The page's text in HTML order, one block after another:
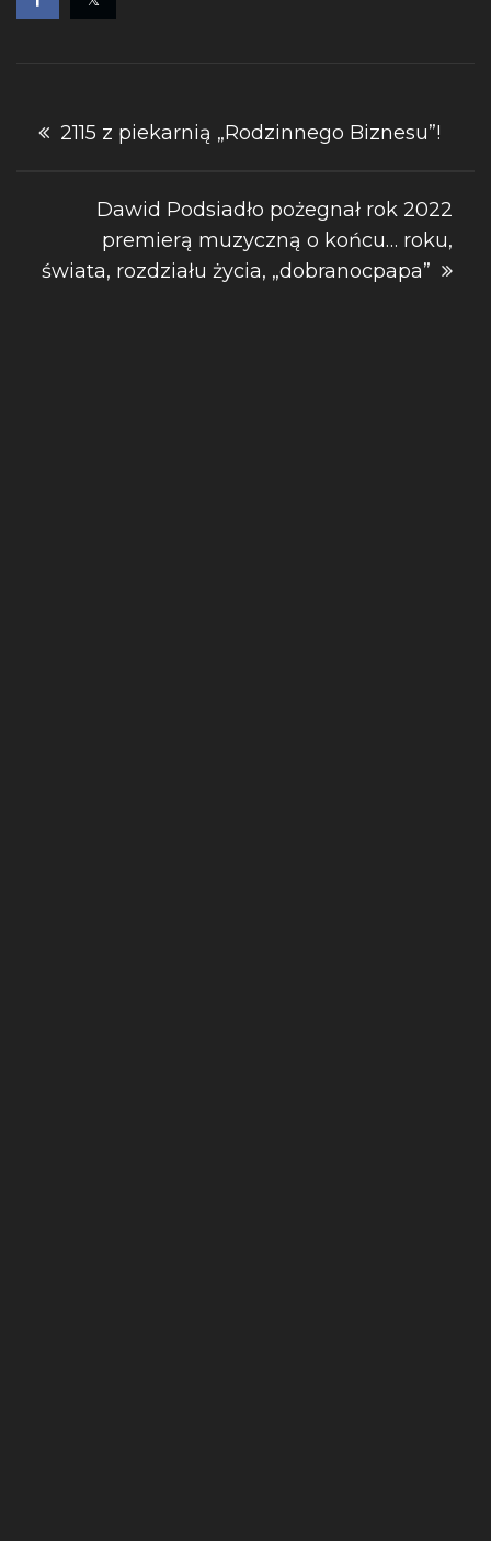
Nawigacja
2115 z piekarnią „Rodzinnego Biznesu”!
Dawid Podsiadło pożegnał rok 2022
premierą muzyczną o końcu… roku,
świata, rozdziału życia, „dobranocpapa”